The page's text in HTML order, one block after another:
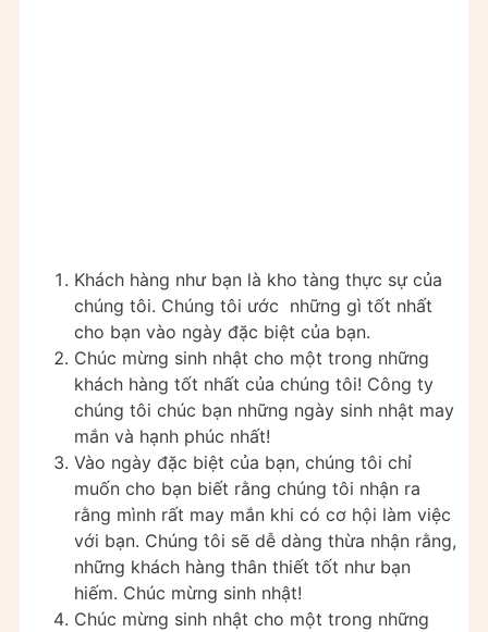
Khách hàng như bạn là kho tàng thực sự của
chúng tôi. Chúng tôi ước những gì tốt nhất
cho bạn vào ngày đặc biệt của bạn.
Chúc mừng sinh nhật cho một trong những
khách hàng tốt nhất của chúng tôi! Công ty
chúng tôi chúc bạn những ngày sinh nhật may
mắn và hạnh phúc nhất!
Vào ngày đặc biệt của bạn, chúng tôi chỉ
muốn cho bạn biết rằng chúng tôi nhận ra
rằng mình rất may mắn khi có cơ hội làm việc
với bạn. Chúng tôi sẽ dễ dàng thừa nhận rằng,
những khách hàng thân thiết tốt như bạn
hiếm. Chúc mừng sinh nhật!
Chúc mừng sinh nhật cho một trong những